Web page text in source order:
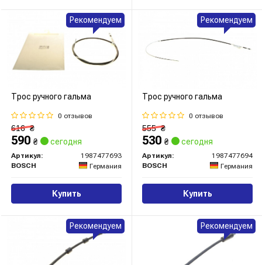
Трос ручного гальма
0 отзывов
616₴
590 ₴ сегодня
Артикул:
1987477693
BOSCH
Германия
Купить
Рекомендуем
Трос ручного гальма
0 отзывов
555₴
530 ₴ сегодня
Артикул:
1987477694
BOSCH
Германия
Купить
Рекомендуем
Рекомендуем Рекомендуем